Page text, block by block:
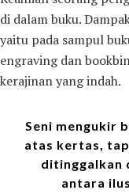
di dalam buku.
yaitu pada sampul
engraving dan
kerajinan yang indah.
Seni mengukir
atas kertas,
ditinggalkan
antara